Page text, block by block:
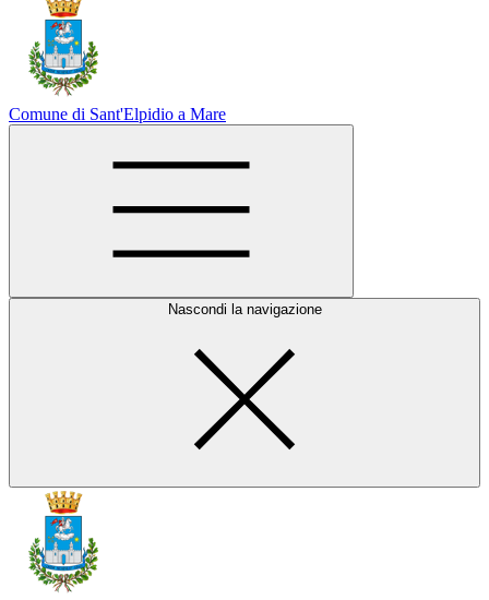
Comune di Sant'Elpidio a Mare
Nascondi la navigazione